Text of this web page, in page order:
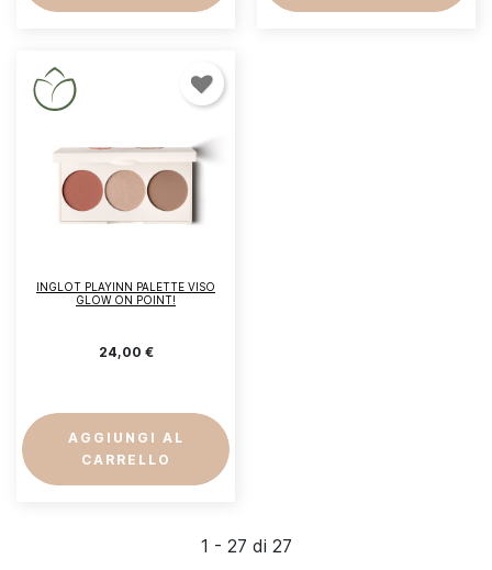
INGLOT PLAYINN PALETTE VISO
GLOW ON POINT!
24,00 €
AGGIUNGI AL
CARRELLO
1 - 27 di 27